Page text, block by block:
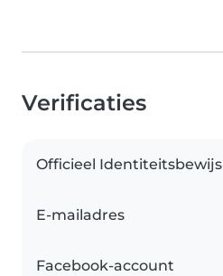
Verificaties
Officieel Identiteitsbewijs
E-mailadres
Facebook-account